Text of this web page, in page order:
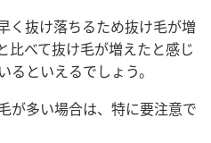
く抜け落ちるため抜け毛が増
比べて抜け毛が増えたと感じ
といえるでしょう。
が多い場合は、特に要注意で